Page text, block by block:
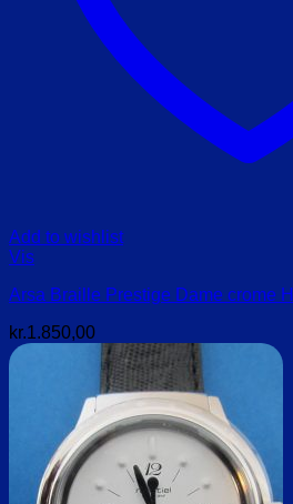
Add to wishlist
Vis
Arsa Braille Prestige Dame crome
kr.1.850,00